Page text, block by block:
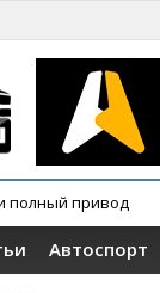
Wey V9X
Автоспорт